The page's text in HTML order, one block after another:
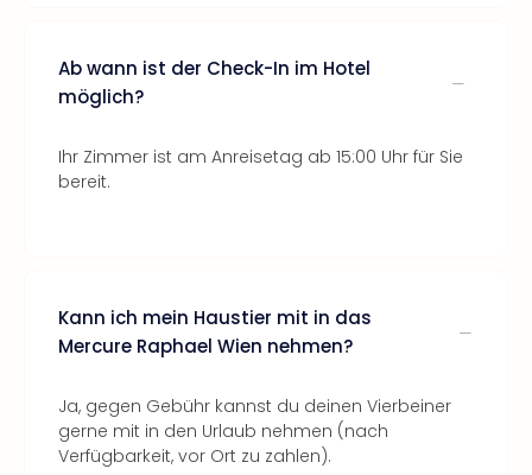
Ab wann ist der Check-In im Hotel
möglich?
Ihr Zimmer ist am Anreisetag ab 15:00 Uhr für Sie
bereit.
Kann ich mein Haustier mit in das
Mercure Raphael Wien nehmen?
Ja, gegen Gebühr kannst du deinen Vierbeiner
gerne mit in den Urlaub nehmen (nach
Verfügbarkeit, vor Ort zu zahlen).